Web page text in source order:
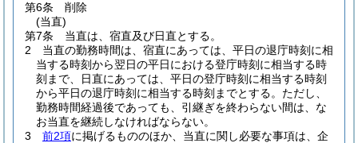
第6条
削除
(当直)
第7条
当直は、宿直及び日直とする。
2
当直の勤務時間は、宿直にあっては、平日の退庁時刻に相
当する時刻から翌日の平日における登庁時刻に相当する時
刻まで、日直にあっては、平日の登庁時刻に相当する時刻
から平日の退庁時刻に相当する時刻までとする。 ただし、
勤務時間経過後であっても、引継ぎを終わらない間は、な
お当直を継続しなければならない。
3
前2項に掲げるもののほか、当直に関し必要な事項は、企